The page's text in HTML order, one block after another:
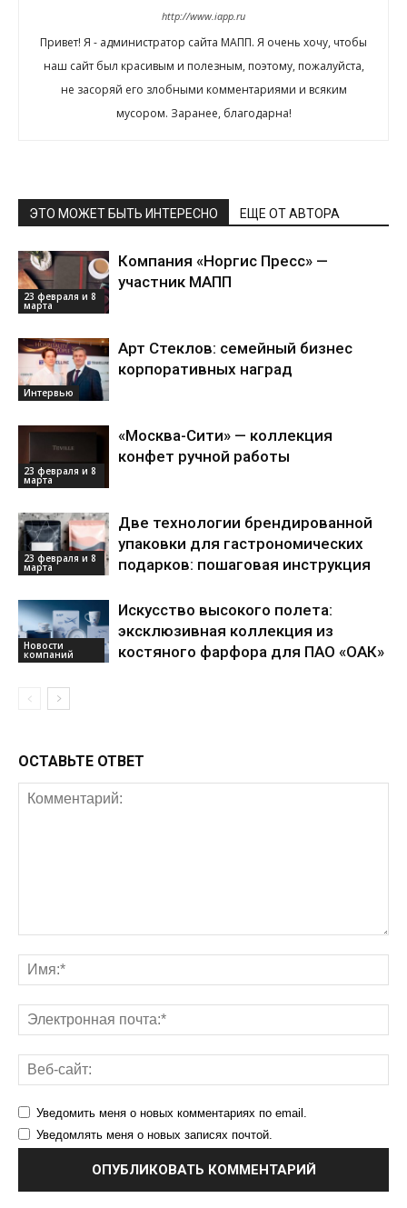
http://www.iapp.ru
Привет! Я - администратор сайта МАПП. Я очень хочу, чтобы
наш сайт был красивым и полезным, поэтому, пожалуйста,
не засоряй его злобными комментариями и всяким
мусором. Заранее, благодарна!
ЭТО МОЖЕТ БЫТЬ ИНТЕРЕСНО ЕЩЕ ОТ АВТОРА
23 февраля и 8
марта
Компания «Норгис Пресс» —
участник МАПП
Интервью
Арт Стеклов: семейный бизнес
корпоративных наград
23 февраля и 8
марта
«Москва-Сити» — коллекция
конфет ручной работы
23 февраля и 8
марта
Две технологии брендированной
упаковки для гастрономических
подарков: пошаговая инструкция
Новости
компаний
Искусство высокого полета:
эксклюзивная коллекция из
костяного фарфора для ПАО «ОАК»
ОСТАВЬТЕ ОТВЕТ
Уведомить меня о новых комментариях по email.
Уведомлять меня о новых записях почтой.